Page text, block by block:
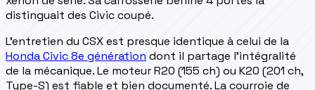
distinguait des Civic coupé.
L'entretien du CSX est presque identique à celui de la
Honda Civic 8e génération dont il partage l'intégralité
de la mécanique. Le moteur R20 (155 ch) ou K20 (201 ch,
Type-S) est fiable et bien documenté. La courroie de